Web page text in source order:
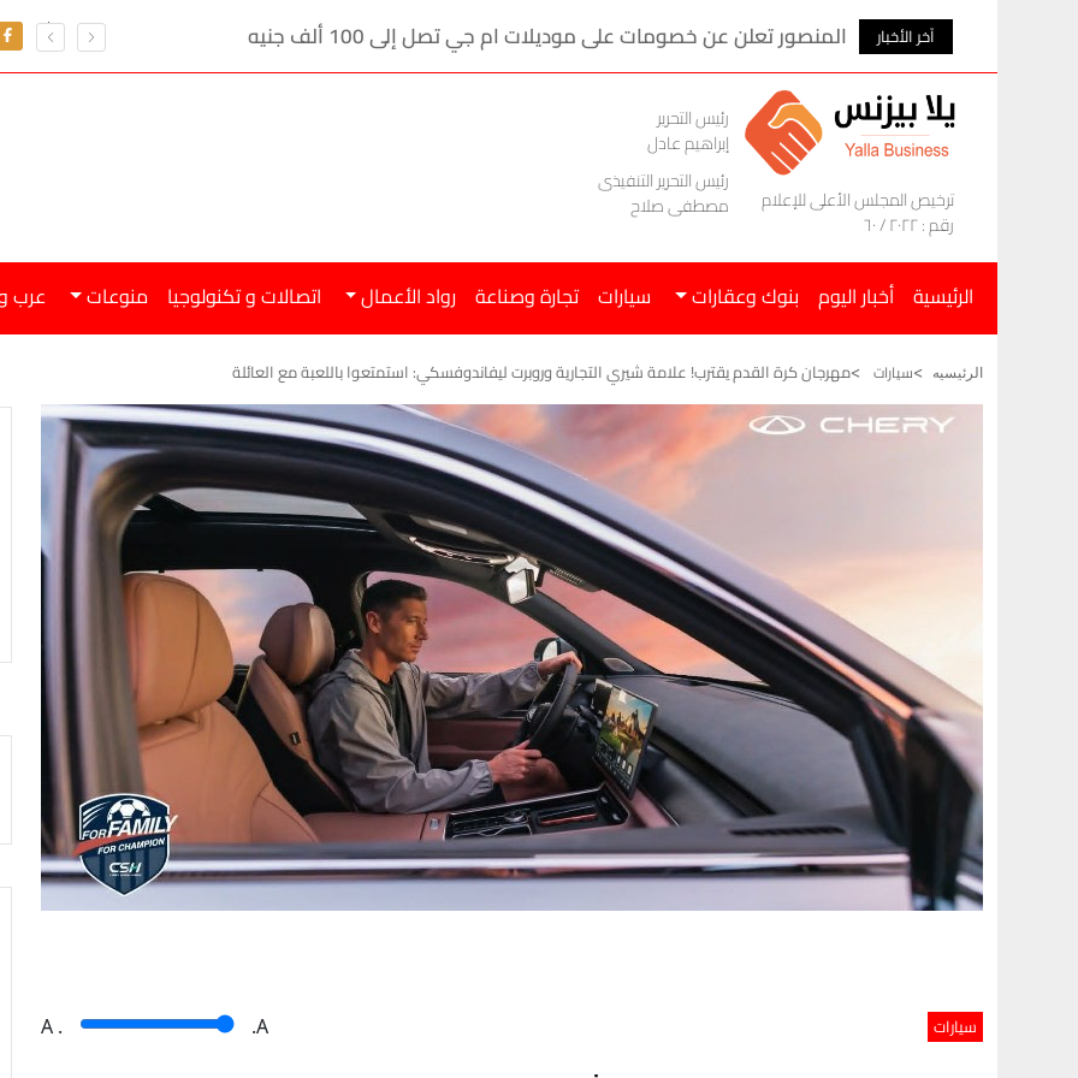
آخر الأخبار المنصور تعلن عن خصومات على موديلات ام جي تصل إلى 100 ألف جنيه
ترخيص المجلس الأعلى للإعلام
رقم : ٢٠٢٢ / ٦٠
رئيس التحرير
إبراهيم عادل
رئيس التحرير التنفيذى
مصطفى صلاح
الرئيسية أخبار اليوم بنوك وعقارات سيارات تجارة وصناعة رواد الأعمال اتصالات و تكنولوجيا منوعات عرب
الرئيسيه سيارات مهرجان كرة القدم يقترب! علامة شيري التجارية وروبرت ليفاندوفسكي: استمتعوا باللعبة مع العائلة
سيارات A . .A